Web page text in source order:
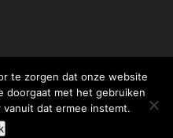
te zorgen dat onze website
doorgaat met het gebruiken
dat ermee instemt.